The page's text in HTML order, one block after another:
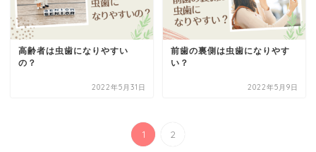
高齢者は虫歯になりやすい
の？
2022年5月31日
前歯の裏側は虫歯になりやす
い？
2022年5月9日
1 2